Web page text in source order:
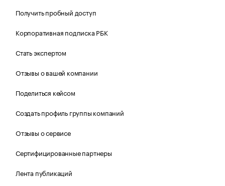
Получить пробный доступ
Корпоративная подписка РБК
Стать экспертом
Отзывы о вашей компании
Поделиться кейсом
Создать профиль группы компаний
Отзывы о сервисе
Сертифицированные партнеры
Лента публикаций